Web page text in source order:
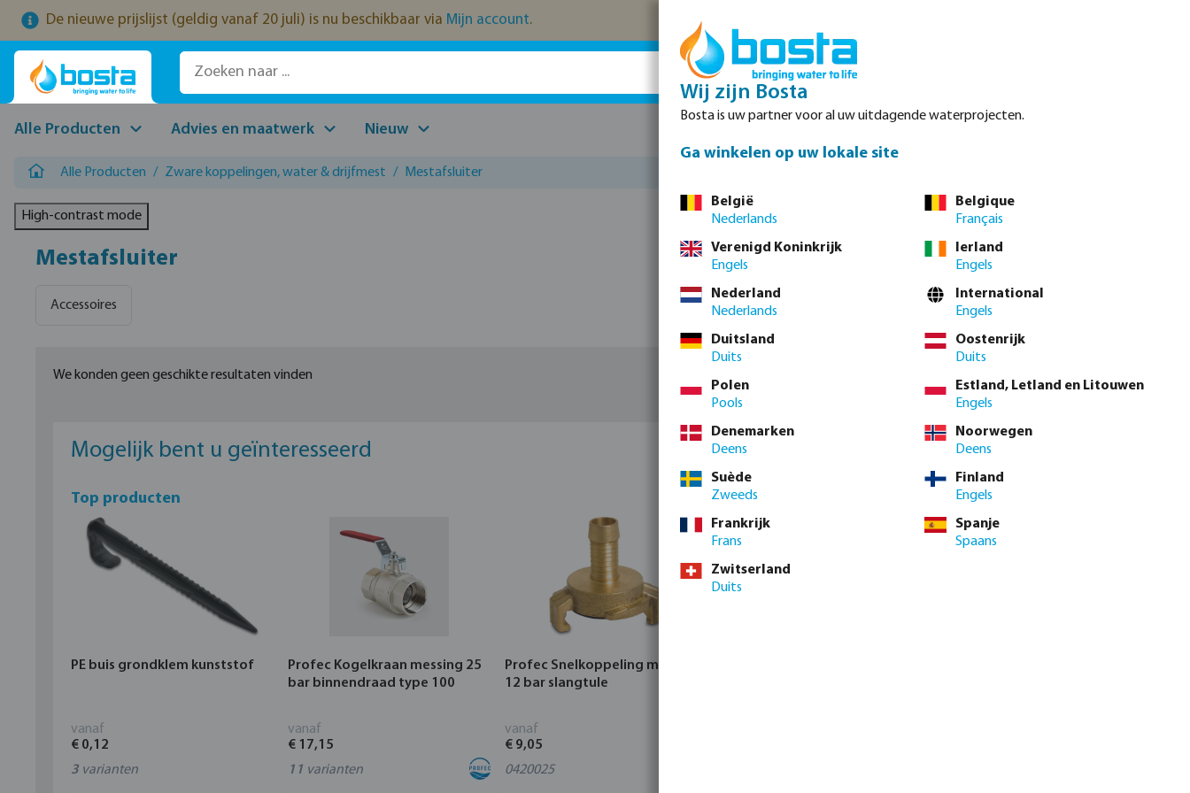
de hoofdinhoud
Ga naar de zoekopdracht
Ga naar de hoofdnavigatie
De nieuwe prijslijst (geldig vanaf 20 juli) is nu beschikbaar via Mijn account.
Alle Producten Advies en maatwerk Nieuw
Alle Producten / Zware koppelingen, water & drijfmest / Mestafsluiter
High-contrast mode
Mestafsluiter
Accessoires
We konden geen geschikte resultaten vinden
Mogelijk bent u geïnteresseerd
Top producten
PE buis grondklem kunststof
vanaf
€ 0,12
3 varianten
Profec Kogelkraan messing 25
bar binnendraad type 100
vanaf
€ 17,15
11 varianten
Profec Snelkoppeling messing
12 bar slangtule
vanaf
€ 9,05
0420025
Wij zijn Bosta
Bosta is uw partner voor al uw uitdagende waterprojecten.
Ga winkelen op uw lokale site
België
Nederlands
Belgique
Français
Verenigd Koninkrijk
Engels
Ierland
Engels
Nederland
Nederlands
International
Engels
Duitsland
Duits
Oostenrijk
Duits
Polen
Pools
Estland, Letland en Litouwen
Engels
Denemarken
Deens
Noorwegen
Deens
Suède
Zweeds
Finland
Engels
Frankrijk
Frans
Spanje
Spaans
Zwitserland
Duits